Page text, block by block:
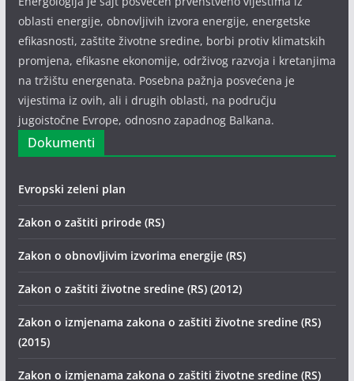
oblasti energije, obnovljivih izvora energije, energetske
efikasnosti, zaštite životne sredine, borbi protiv klimatskih
promjena, efikasne ekonomije, održivog razvoja i kretanjima
na tržištu energenata. Posebna pažnja posvećena je
vijestima iz ovih, ali i drugih oblasti, na području
jugoistočne Evrope, odnosno zapadnog Balkana.
Dokumenti
Evropski zeleni plan
Zakon o zaštiti prirode (RS)
Zakon o obnovljivim izvorima energije (RS)
Zakon o zaštiti životne sredine (RS) (2012)
Zakon o izmjenama zakona o zaštiti životne sredine (RS)
(2015)
Zakon o izmjenama zakona o zaštiti životne sredine (RS)